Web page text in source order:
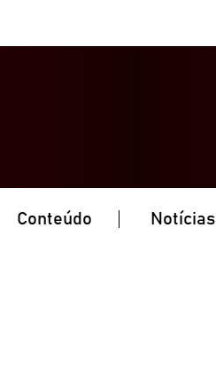
Conteúdo Notícias